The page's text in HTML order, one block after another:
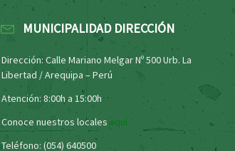
MUNICIPALIDAD DIRECCIÓN
Dirección: Calle Mariano Melgar Nº 500 Urb. La
Libertad / Arequipa – Perú
Atención: 8:00h a 15:00h
Conoce nuestros locales aquí
Teléfono: (054) 640500